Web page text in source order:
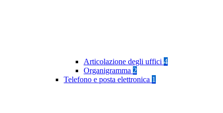
Articolazione degli uffici 4
Organigramma 2
Telefono e posta elettronica 1